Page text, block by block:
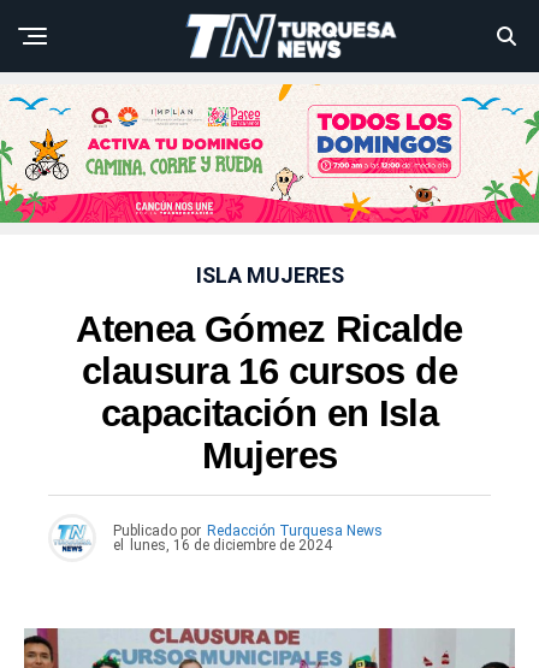
ISLA MUJERES
Atenea Gómez Ricalde
clausura 16 cursos de
capacitación en Isla
Mujeres
Publicado por Redacción Turquesa News
el
lunes, 16 de diciembre de 2024